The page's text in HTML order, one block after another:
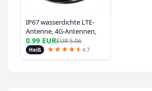
IP67 wasserdichte LTE-
Antenne, 4G-Antennen,
SMA-Steckerantenne für
den Außenbereich
0.99 EUREUR5.06
Heiß ★★★★★
★4.7